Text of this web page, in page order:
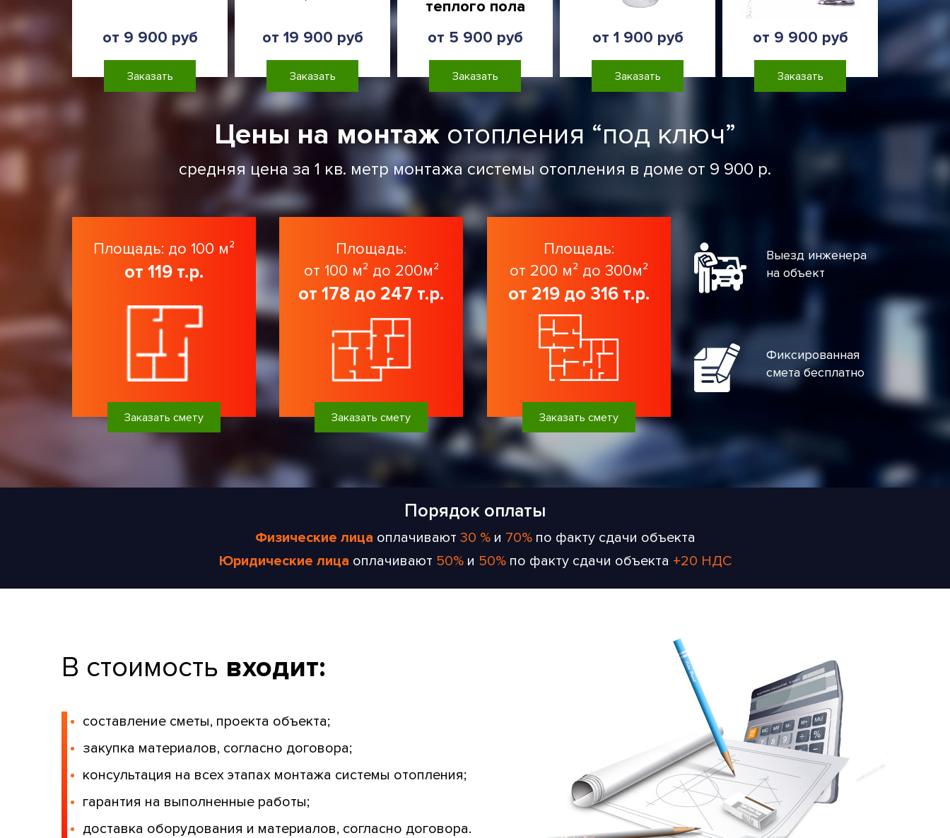
от 9 900 руб
Заказать
от 19 900 руб
Заказать
теплого пола
от 5 900 руб
Заказать
от 1 900 руб
Заказать
от 9 900 руб
Заказать
Цены на монтаж отопления “под ключ”
средняя цена за 1 кв. метр монтажа системы отопления в доме от 9 900 р.
Площадь: до 100 м²
от 119 т.р.
Заказать смету
Площадь:
от 100 м² до 200м²
от 178 до 247 т.р.
Заказать смету
Площадь:
от 200 м² до 300м²
от 219 до 316 т.р.
Заказать смету
Выезд инженера
на объект
Фиксированная
смета бесплатно
Порядок оплаты
Физические лица оплачивают 30 %и 70%по факту сдачи объекта
Юридические лица оплачивают 50%и 50%по факту сдачи объекта +20 НДС
В стоимость входит:
составление сметы, проекта объекта;
закупка материалов, согласно договора;
консультация на всех этапах монтажа системы отопления;
гарантия на выполненные работы;
доставка оборудования и материалов, согласно договора.